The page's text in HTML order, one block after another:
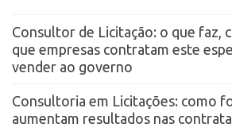
Consultor de Licitação: o que faz,
que empresas contratam este
vender ao governo
Consultoria em Licitações: como
aumentam resultados nas